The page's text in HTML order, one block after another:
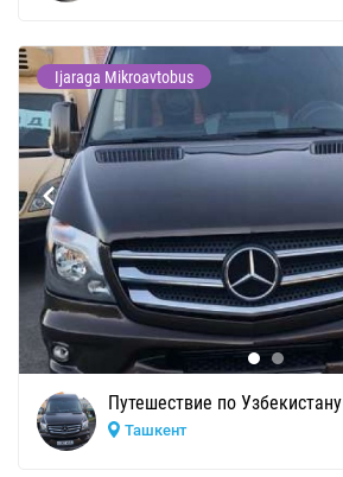
Ijaraga Mikroavtobus
Путешествие по Узбекистану
Ташкент